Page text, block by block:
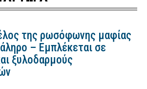
της ρωσόφωνης μαφίας
– Εμπλέκεται σε
ξυλοδαρμούς